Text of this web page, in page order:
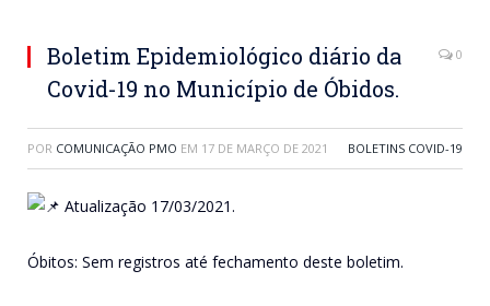
Boletim Epidemiológico diário da
Covid-19 no Município de Óbidos.
0
POR COMUNICAÇÃO PMO EM 17 DE MARÇO DE 2021 BOLETINS COVID-19
Atualização 17/03/2021.
Óbitos: Sem registros até fechamento deste boletim.